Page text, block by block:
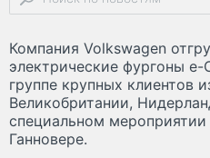
Компания Volkswagen
электрические фургоны
группе крупных клиентов
Великобритании,
специальном
Ганновере.